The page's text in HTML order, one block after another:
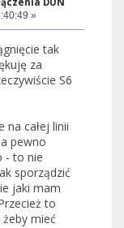
»
tak
za
S6
na całej linii
pewno
- to nie
sporządzić
jaki mam
to
mieć